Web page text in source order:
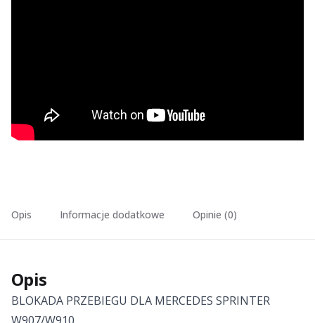
Opis Informacje dodatkowe Opinie (0)
Opis
BLOKADA PRZEBIEGU DLA MERCEDES SPRINTER